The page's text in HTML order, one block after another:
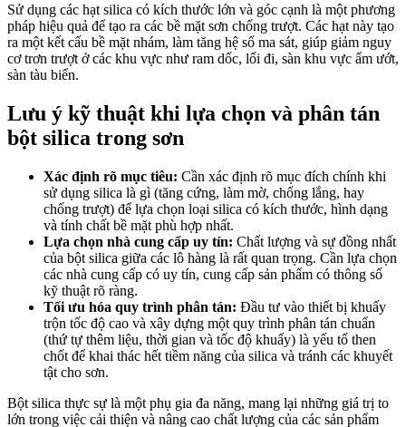
Sử dụng các hạt silica có kích thước lớn và góc cạnh là một phương
pháp hiệu quả để tạo ra các bề mặt sơn chống trượt. Các hạt này tạo
ra một kết cấu bề mặt nhám, làm tăng hệ số ma sát, giúp giảm nguy
cơ trơn trượt ở các khu vực như ram dốc, lối đi, sàn khu vực ẩm ướt,
sàn tàu biển.
Lưu ý kỹ thuật khi lựa chọn và phân tán
bột silica trong sơn
Xác định rõ mục tiêu: Cần xác định rõ mục đích chính khi
sử dụng silica là gì (tăng cứng, làm mờ, chống lắng, hay
chống trượt) để lựa chọn loại silica có kích thước, hình dạng
và tính chất bề mặt phù hợp nhất.
Lựa chọn nhà cung cấp uy tín: Chất lượng và sự đồng nhất
của bột silica giữa các lô hàng là rất quan trọng. Cần lựa chọn
các nhà cung cấp có uy tín, cung cấp sản phẩm có thông số
kỹ thuật rõ ràng.
Tối ưu hóa quy trình phân tán: Đầu tư vào thiết bị khuấy
trộn tốc độ cao và xây dựng một quy trình phân tán chuẩn
(thứ tự thêm liệu, thời gian và tốc độ khuấy) là yếu tố then
chốt để khai thác hết tiềm năng của silica và tránh các khuyết
tật cho sơn.
Bột silica thực sự là một phụ gia đa năng, mang lại những giá trị to
lớn trong việc cải thiện và nâng cao chất lượng của các sản phẩm